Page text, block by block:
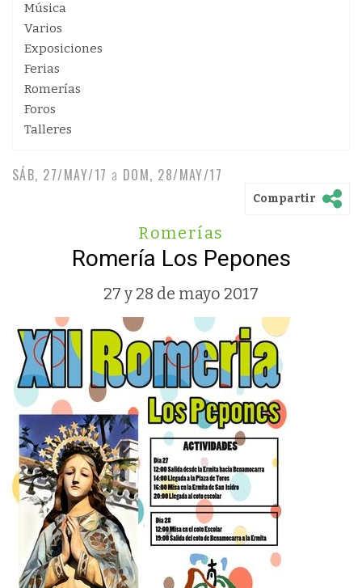
Música
Varios
Exposiciones
Ferias
Romerías
Foros
Talleres
SÁB, 27/MAY/17 a DOM, 28/MAY/17
Compartir
Romerías
Romería Los Pepones
27 y 28 de mayo 2017